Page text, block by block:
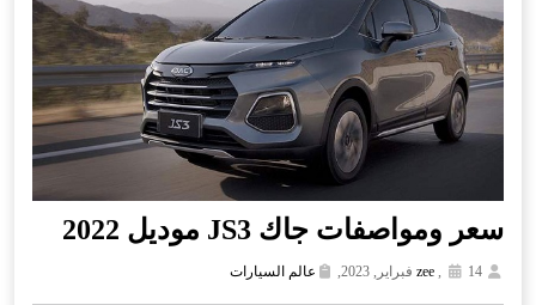
سعر ومواصفات جاك JS3 موديل 2022
zee 14 فبراير, 2023, عالم السيارات